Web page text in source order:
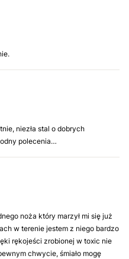
niezła stal o dobrych
polecenia…
noża który marzył mi się już
w terenie jestem z niego bardzo
rękojeści zrobionej w toxic nie
chwycie, śmiało mogę